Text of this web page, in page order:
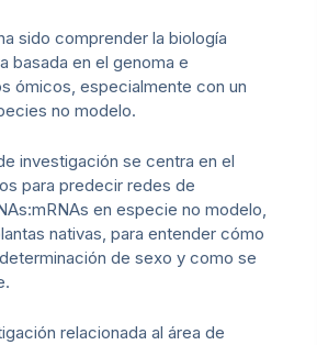
sido comprender la biología
basada en el genoma e
ómicos, especialmente con un
no modelo.
investigación se centra en el
para predecir redes de
en especie no modelo,
nativas, para entender cómo
de sexo y como se
relacionada al área de